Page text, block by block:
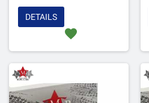
favorite
DETAILS